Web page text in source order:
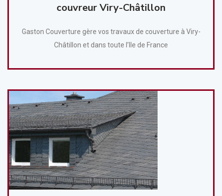
couvreur Viry-Châtillon
Gaston Couverture gère vos travaux de couverture à Viry-
Châtillon et dans toute l’Ile de France